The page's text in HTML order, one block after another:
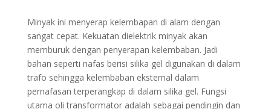
Minyak ini menyerap kelembapan di alam dengan
sangat cepat. Kekuatan dielektrik minyak akan
memburuk dengan penyerapan kelembaban. Jadi
bahan seperti nafas berisi silika gel digunakan di dalam
trafo sehingga kelembaban eksternal dalam
pernafasan terperangkap di dalam silika gel. Fungsi
utama oli transformator adalah sebagai pendingin dan